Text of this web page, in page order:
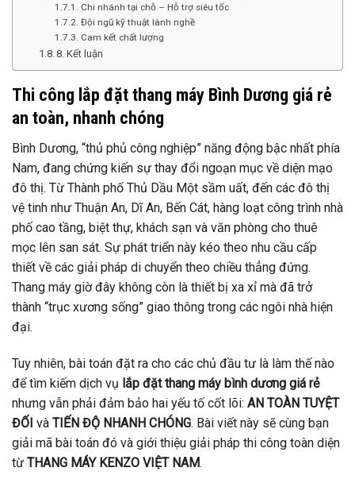
Chi nhánh tại chỗ – Hỗ trợ siêu tốc
Đội ngũ kỹ thuật lành nghề
Cam kết chất lượng
8. Kết luận
Thi công lắp đặt thang máy Bình Dương giá rẻ
an toàn, nhanh chóng
Bình Dương, “thủ phủ công nghiệp” năng động bậc nhất phía
Nam, đang chứng kiến sự thay đổi ngoạn mục về diện mạo
đô thị. Từ Thành phố Thủ Dầu Một sầm uất, đến các đô thị
vệ tinh như Thuận An, Dĩ An, Bến Cát, hàng loạt công trình nhà
phố cao tầng, biệt thự, khách sạn và văn phòng cho thuê
mọc lên san sát. Sự phát triển này kéo theo nhu cầu cấp
thiết về các giải pháp di chuyển theo chiều thẳng đứng.
Thang máy giờ đây không còn là thiết bị xa xỉ mà đã trở
thành “trục xương sống” giao thông trong các ngôi nhà hiện
đại.
Tuy nhiên, bài toán đặt ra cho các chủ đầu tư là làm thế nào
để tìm kiếm dịch vụ lắp đặt thang máy bình dương giá rẻ
nhưng vẫn phải đảm bảo hai yếu tố cốt lõi: AN TOÀN TUYỆT
ĐỐI và TIẾN ĐỘ NHANH CHÓNG. Bài viết này sẽ cùng bạn
giải mã bài toán đó và giới thiệu giải pháp thi công toàn diện
từ THANG MÁY KENZO VIỆT NAM.